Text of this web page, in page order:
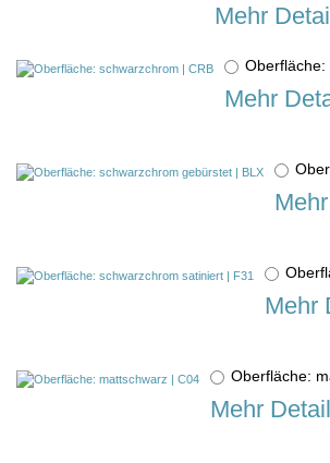
Mehr
Mehr
Mehr
Oberfläche:
Mehr